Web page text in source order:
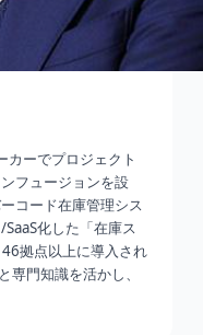
カーでプロジェクト
フュージョンを設
コード在庫管理シス
化した「在庫ス
拠点以上に導入され
門知識を活かし、